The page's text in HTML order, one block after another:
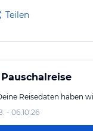
Teilen
Pauschalreise
Reisedaten haben
- 06.10.26